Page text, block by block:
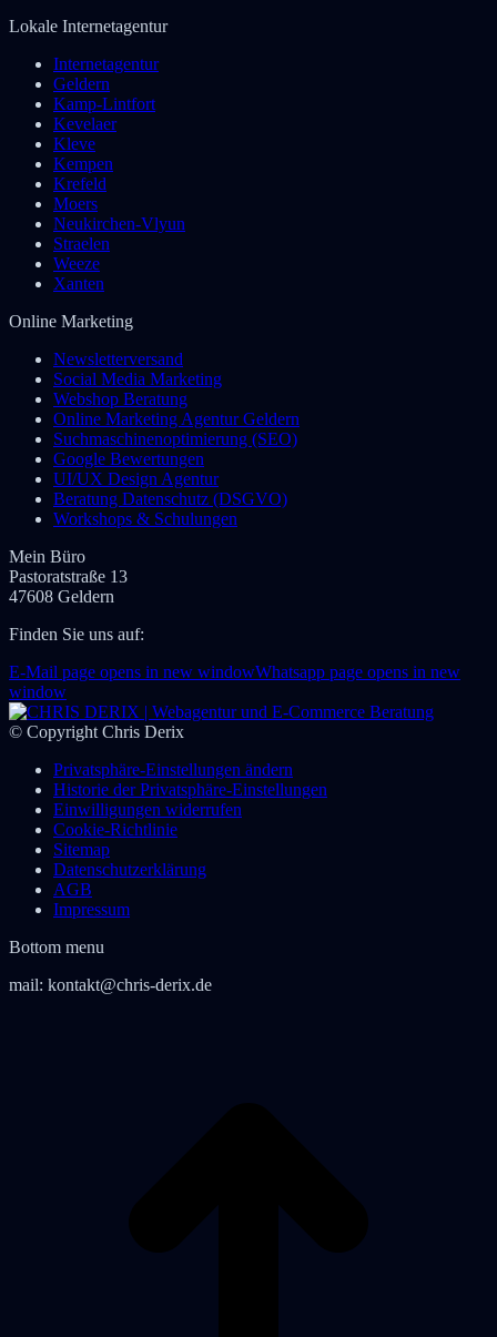
Lokale Internetagentur
Internetagentur
Geldern
Kamp-Lintfort
Kevelaer
Kleve
Kempen
Krefeld
Moers
Neukirchen-Vlyun
Straelen
Weeze
Xanten
Online Marketing
Newsletterversand
Social Media Marketing
Webshop Beratung
Online Marketing Agentur Geldern
Suchmaschinenoptimierung (SEO)
Google Bewertungen
UI/UX Design Agentur
Beratung Datenschutz (DSGVO)
Workshops & Schulungen
Mein Büro
Pastoratstraße 13
47608 Geldern
Finden Sie uns auf:
E-Mail page opens in new windowWhatsapp page opens in new
window
© Copyright Chris Derix
Privatsphäre-Einstellungen ändern
Historie der Privatsphäre-Einstellungen
Einwilligungen widerrufen
Cookie-Richtlinie
Sitemap
Datenschutzerklärung
AGB
Impressum
Bottom menu
mail: kontakt@chris-derix.de